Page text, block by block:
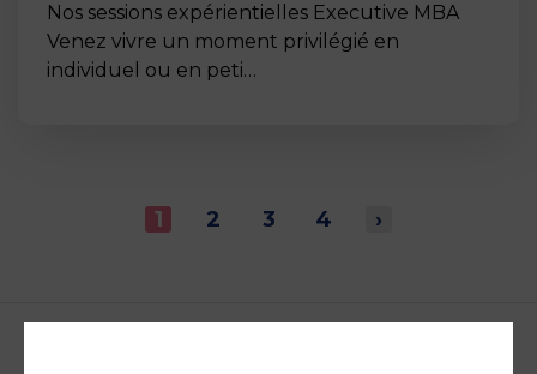
Nos sessions expérientielles Executive MBA
Venez vivre un moment privilégié en
individuel ou en peti…
1 2 3 4 ›